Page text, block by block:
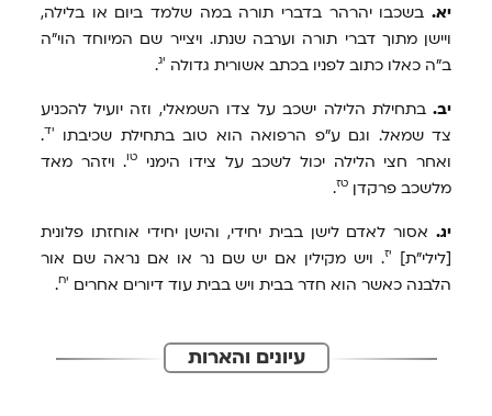
יא. בשכבו יהרהר בדברי תורה במה שלמד ביום או בלילה,
ויישן מתוך דברי תורה וערבה שנתו. ויצייר שם המיוחד הוי"ה
ב"ה כאלו כתוב לפניו בכתב אשורית גדולה יג.
יב.בתחילת הלילה ישכב על צדו השמאלי, וזה יועיל להכניע
צד שמאל. וגם ע"פ הרפואה הוא טוב בתחילת שכיבתו
יד.
ואחר חצי הלילה יכול לשכב על צידו הימני
טו. ויזהר מאד
מלשכב פרקדן טז.
יג. אסור לאדם לישן בבית יחידי, והישן יחידי אוחזתו פלונית
[לילי"ת]
יז. ויש מקילין אם יש שם נר או אם נראה שם אור
הלבנה כאשר הוא חדר בבית ויש בבית עוד דיורים אחרים יח.
עיונים והארות